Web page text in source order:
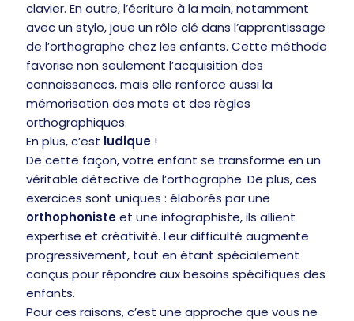
clavier. En outre, l’écriture à la main, notamment
avec un stylo, joue un rôle clé dans l’apprentissage
de l’orthographe chez les enfants. Cette méthode
favorise non seulement l’acquisition des
connaissances, mais elle renforce aussi la
mémorisation des mots et des règles
orthographiques.
En plus, c’est ludique !
De cette façon, votre enfant se transforme en un
véritable détective de l’orthographe. De plus, ces
exercices sont uniques : élaborés par une
orthophonisteet une infographiste, ils allient
expertise et créativité. Leur difficulté augmente
progressivement, tout en étant spécialement
conçus pour répondre aux besoins spécifiques des
enfants.
Pour ces raisons, c’est une approche que vous ne